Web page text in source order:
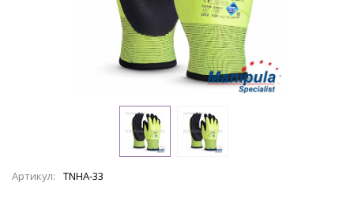
Артикул: TNHA-33